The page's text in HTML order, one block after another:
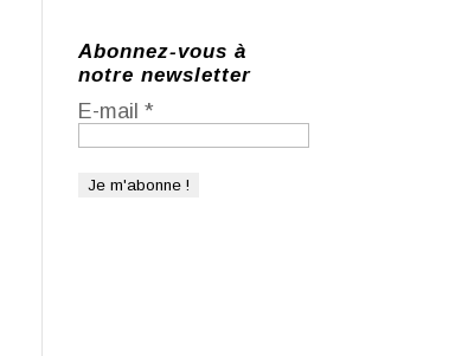
Abonnez-vous à
notre newsletter
E-mail*